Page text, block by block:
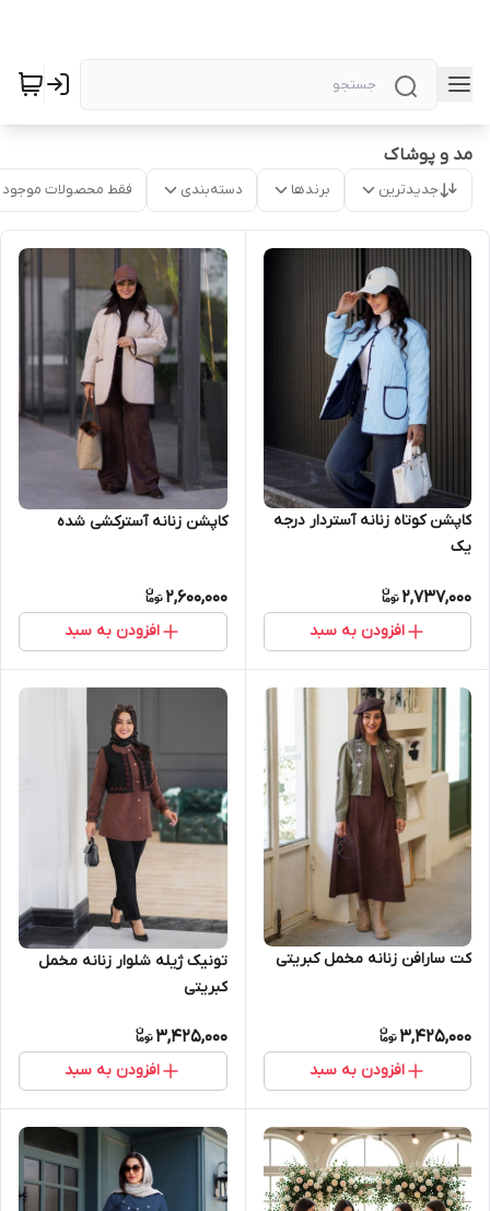
مد و پوشاک
جدیدترین برندها دسته‌بندی فقط محصولات موجود
کاپشن کوتاه زنانه آستردار درجه
یک
2,737,000
افزودن به سبد
کاپشن زنانه آسترکشی شده
2,600,000
افزودن به سبد
کت سارافن زنانه مخمل کبریتی
3,425,000
افزودن به سبد
تونیک ژیله شلوار زنانه مخمل
کبریتی
3,425,000
افزودن به سبد